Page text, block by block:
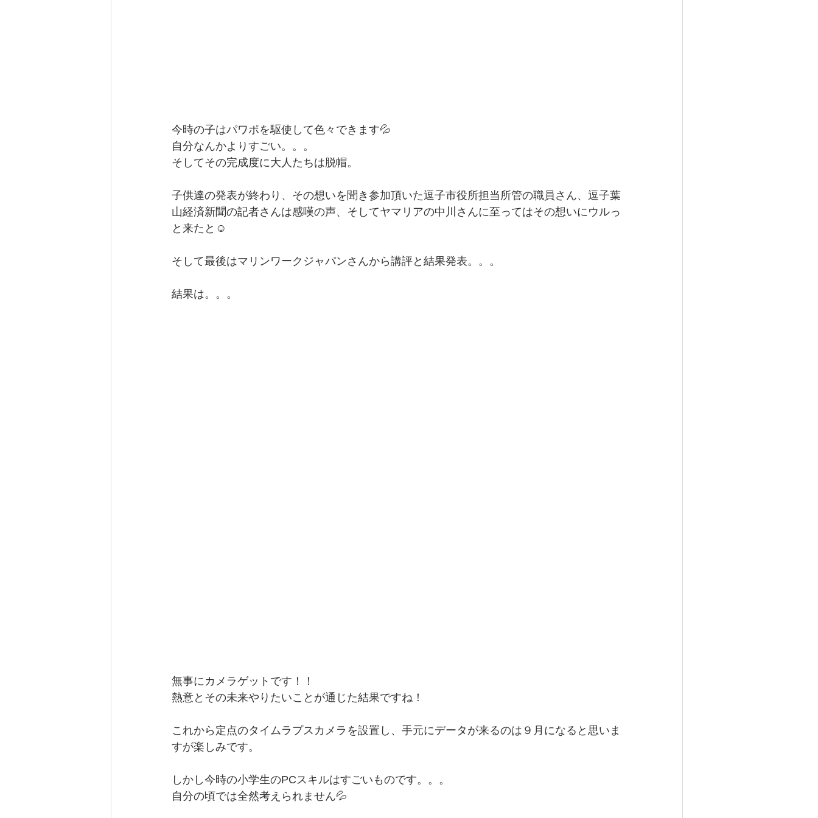
今時の子はパワポを駆使して色々できます💦
自分なんかよりすごい。。。
そしてその完成度に大人たちは脱帽。
子供達の発表が終わり、その想いを聞き参加頂いた逗子市役所担当所管の職員さん、逗子葉
山経済新聞の記者さんは感嘆の声、そしてヤマリアの中川さんに至ってはその想いにウルっ
と来たと☺️
そして最後はマリンワークジャパンさんから講評と結果発表。。。
結果は。。。
無事にカメラゲットです！！
熱意とその未来やりたいことが通じた結果ですね！
これから定点のタイムラプスカメラを設置し、手元にデータが来るのは９月になると思いま
すが楽しみです。
しかし今時の小学生のPCスキルはすごいものです。。。
自分の頃では全然考えられません💦